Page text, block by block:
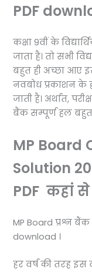
PDF
कक्षा 9वीं के
जाता है। तो सभी
बहुत ही अच्छा आए
नवबोध प्रकाशन के
जाती है। अर्थात,
बैंक सम्पूर्ण हल बहुत
MP Board
Solution
PDF कहां
MP Board प्रश्न
download ।
हर वर्ष की तरह इस